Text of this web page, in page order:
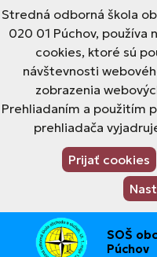
Stredná odborná škola
020 01 Púchov,
cookies, ktoré sú
návštevnosti
zobrazenia
Prehliadaním a použitím
prehliadača
Prijať cookies
SOŠ
Púchov